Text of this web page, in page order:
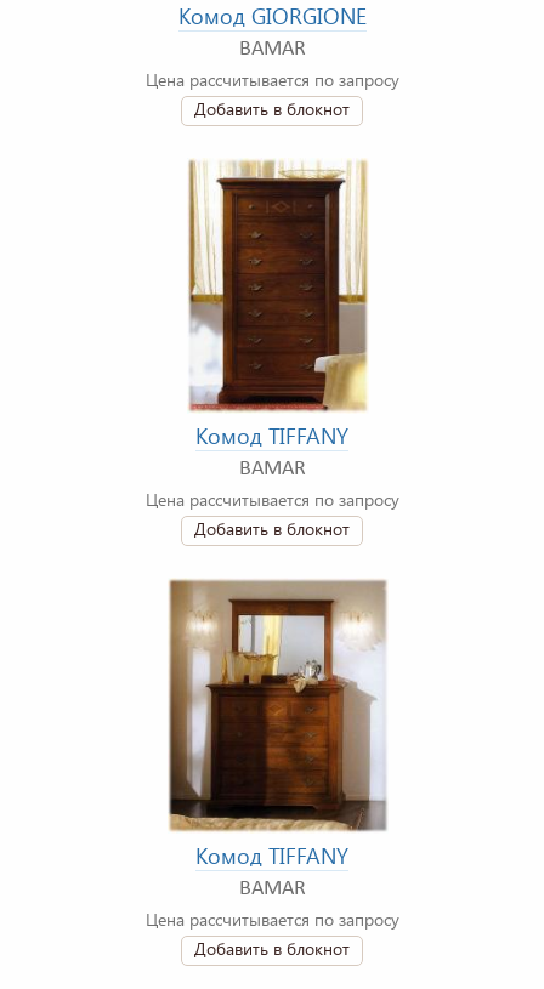
Комод GIORGIONE
BAMAR
Цена рассчитывается по запросу
Добавить в блокнот
Комод TIFFANY
BAMAR
Цена рассчитывается по запросу
Добавить в блокнот
Комод TIFFANY
BAMAR
Цена рассчитывается по запросу
Добавить в блокнот